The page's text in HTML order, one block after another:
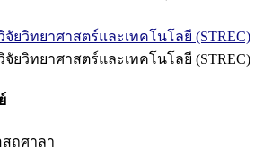
ยวิทยาศาสตร์และเทคโนโลยี (STREC)
ยวิทยาศาสตร์และเทคโนโลยี (STREC)
สถศาลา